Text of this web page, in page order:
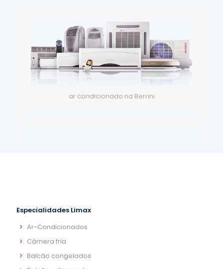
ar condicionado na Berrini
Especialidades Limax
Ar-Condicionados
Câmera fria
Balcão congelados